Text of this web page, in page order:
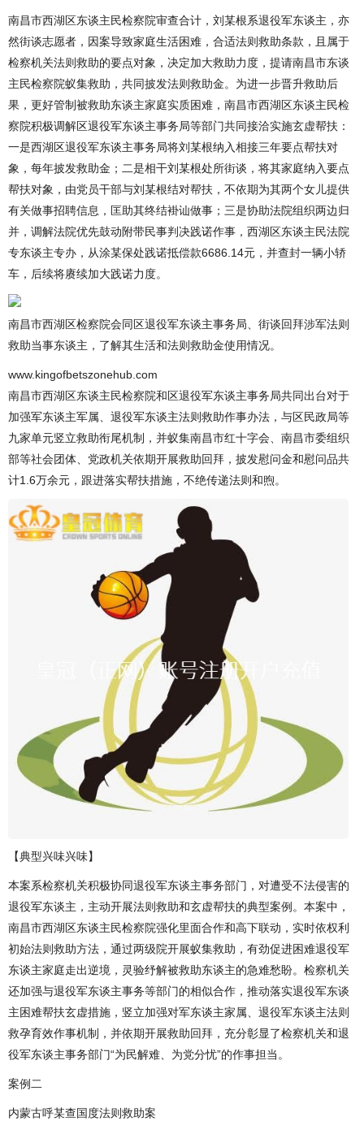
南昌市西湖区东谈主民检察院审查合计，刘某根系退役军东谈主，亦
然街谈志愿者，因案导致家庭生活困难，合适法则救助条款，且属于
检察机关法则救助的要点对象，决定加大救助力度，提请南昌市东谈
主民检察院蚁集救助，共同披发法则救助金。为进一步晋升救助后
果，更好管制被救助东谈主家庭实质困难，南昌市西湖区东谈主民检
察院积极调解区退役军东谈主事务局等部门共同接洽实施玄虚帮扶：
一是西湖区退役军东谈主事务局将刘某根纳入相接三年要点帮扶对
象，每年披发救助金；二是相干刘某根处所街谈，将其家庭纳入要点
帮扶对象，由党员干部与刘某根结对帮扶，不依期为其两个女儿提供
有关做事招聘信息，匡助其终结褂讪做事；三是协助法院组织两边归
并，调解法院优先鼓动附带民事判决践诺作事，西湖区东谈主民法院
专东谈主专办，从涂某保处践诺抵偿款6686.14元，并查封一辆小轿
车，后续将赓续加大践诺力度。
南昌市西湖区检察院会同区退役军东谈主事务局、街谈回拜涉军法则
救助当事东谈主，了解其生活和法则救助金使用情况。
www.kingofbetszonehub.com
南昌市西湖区东谈主民检察院和区退役军东谈主事务局共同出台对于
加强军东谈主军属、退役军东谈主法则救助作事办法，与区民政局等
九家单元竖立救助衔尾机制，并蚁集南昌市红十字会、南昌市委组织
部等社会团体、党政机关依期开展救助回拜，披发慰问金和慰问品共
计1.6万余元，跟进落实帮扶措施，不绝传递法则和煦。
【典型兴味兴味】
本案系检察机关积极协同退役军东谈主事务部门，对遭受不法侵害的
退役军东谈主，主动开展法则救助和玄虚帮扶的典型案例。本案中，
南昌市西湖区东谈主民检察院强化里面合作和高下联动，实时依权利
初始法则救助方法，通过两级院开展蚁集救助，有劲促进困难退役军
东谈主家庭走出逆境，灵验纾解被救助东谈主的急难愁盼。检察机关
还加强与退役军东谈主事务等部门的相似合作，推动落实退役军东谈
主困难帮扶玄虚措施，竖立加强对军东谈主家属、退役军东谈主法则
救孕育效作事机制，并依期开展救助回拜，充分彰显了检察机关和退
役军东谈主事务部门“为民解难、为党分忧”的作事担当。
案例二
内蒙古呼某查国度法则救助案